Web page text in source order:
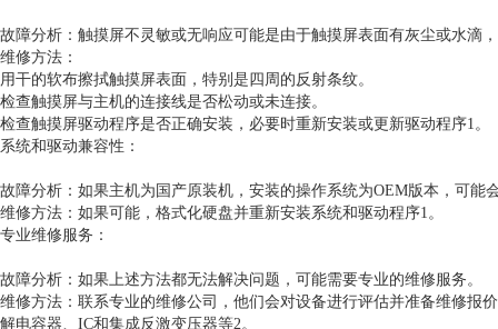
故障分析：触摸屏不灵敏或无响应可能是由于触摸屏表面有灰尘或水滴
维修方法：
用干的软布擦拭触摸屏表面，特别是四周的反射条纹。
检查触摸屏与主机的连接线是否松动或未连接。
检查触摸屏驱动程序是否正确安装，必要时重新安装或更新驱动程序1。
系统和驱动兼容性：
故障分析：如果主机为国产原装机，安装的操作系统为OEM版本，可能
维修方法：如果可能，格式化硬盘并重新安装系统和驱动程序1。
专业维修服务：
故障分析：如果上述方法都无法解决问题，可能需要专业的维修服务。
维修方法：联系专业的维修公司，他们会对设备进行评估并准备维修报
解电容器、IC和集成反激变压器等2。